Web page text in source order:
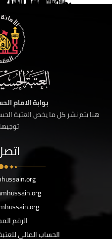
بوابة الامام
هنا يتم نشر كل ما يخص العتبة
الرقم
الحساب المالي